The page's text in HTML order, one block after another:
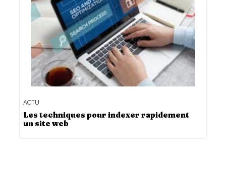
ACTU
Les techniques pour indexer rapidement
un site web